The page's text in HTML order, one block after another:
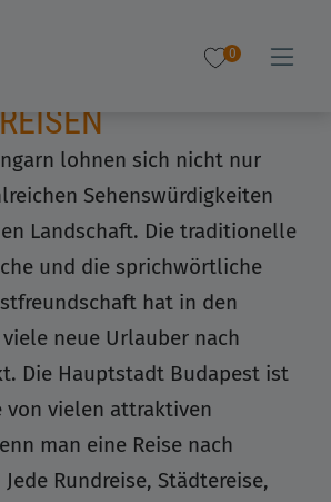
0
lohnen sich nicht nur
Sehenswürdigkeiten
Landschaft. Die traditionelle
und die sprichwörtliche
hat in den
neue Urlauber nach
Die Hauptstadt Budapest ist
von vielen attraktiven
man eine Reise nach
Rundreise, Städtereise,